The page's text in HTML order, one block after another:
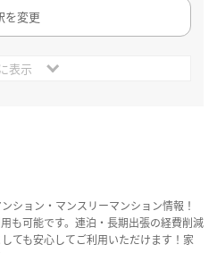
を変更
表示
ション・マンスリーマンション情報！
も可能です。連泊・長期出張の経費削減
ても安心してご利用いただけます！家